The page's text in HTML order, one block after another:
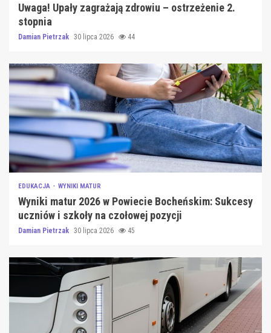
Uwaga! Upały zagrażają zdrowiu – ostrzeżenie 2.
stopnia
Damian Pietrzak 30 lipca 2026 44
EDUKACJA WYNIKI MATUR
Wyniki matur 2026 w Powiecie Bocheńskim: Sukcesy
uczniów i szkoły na czołowej pozycji
Damian Pietrzak 30 lipca 2026 45